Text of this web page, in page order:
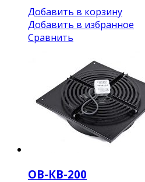
Добавить в корзину
Добавить в избранное
Сравнить
ОВ-КВ-200